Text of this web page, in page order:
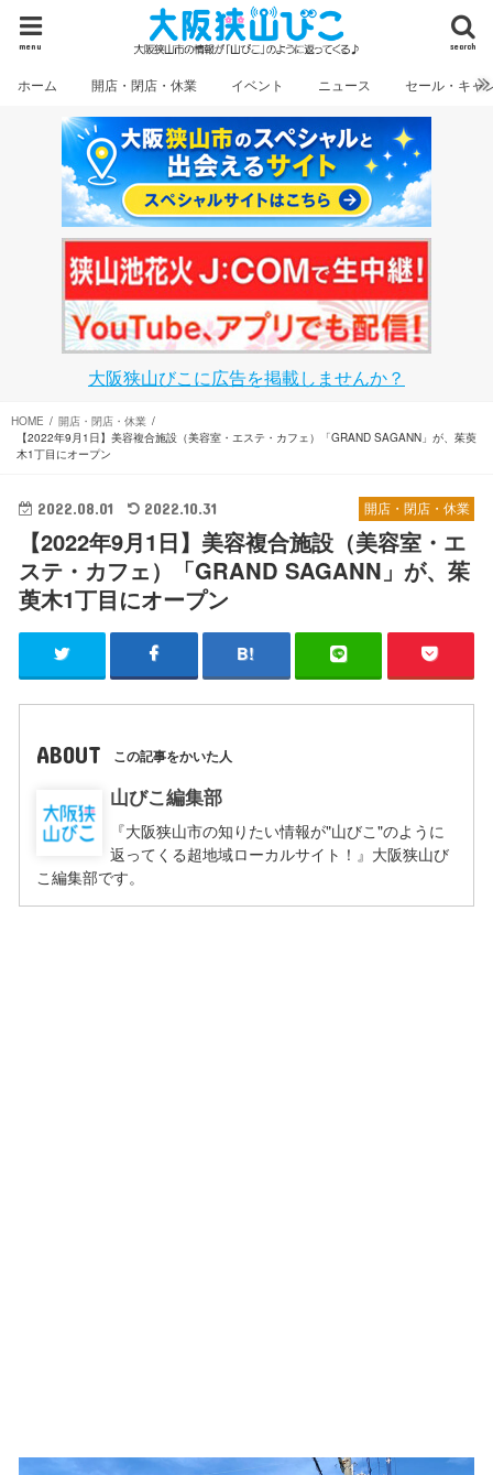
search
menu
ホーム 開店・閉店・休業 イベント ニュース セール・キャ
大阪狭山びこに広告を掲載しませんか？
HOME
開店・閉店・休業
【2022年9月1日】美容複合施設（美容室・エステ・カフェ）「GRAND SAGANN」が、茱萸
木1丁目にオープン
開店・閉店・休業
2022.08.01 2022.10.31
【2022年9月1日】美容複合施設（美容室・エ
ステ・カフェ）「GRAND SAGANN」が、茱
萸木1丁目にオープン
ABOUT この記事をかいた人
山びこ編集部
『大阪狭山市の知りたい情報が"山びこ"のように
返ってくる超地域ローカルサイト！』大阪狭山び
こ編集部です。